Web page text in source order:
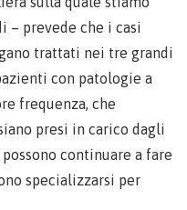
– prevede che i casi
trattati nei tre grandi
con patologie a
frequenza, che
presi in carico dagli
continuare a fare
specializzarsi per